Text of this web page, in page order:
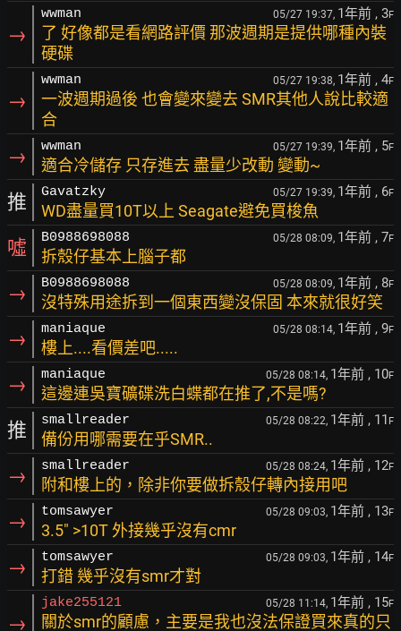
→
wwman 05/27 19:37, 1年前 , 3F
了 好像都是看網路評價 那波週期是提供哪種內裝
硬碟
→
wwman 05/27 19:38, 1年前 , 4F
一波週期過後 也會變來變去 SMR其他人說比較適
合
→ wwman 05/27 19:39, 1年前 , 5F
適合冷儲存 只存進去 盡量少改動 變動~
推 Gavatzky 05/27 19:39, 1年前 , 6F
WD盡量買10T以上 Seagate避免買梭魚
噓 B0988698088 05/28 08:09, 1年前 , 7F
拆殼仔基本上腦子都
→ B0988698088 05/28 08:09, 1年前 , 8F
沒特殊用途拆到一個東西變沒保固 本來就很好笑
→ maniaque 05/28 08:14, 1年前 , 9F
樓上....看價差吧.....
→ maniaque 05/28 08:14, 1年前 , 10F
這邊連吳寶礦碟洗白蝶都在推了,不是嗎?
推 smallreader 05/28 08:22, 1年前 , 11 F
備份用哪需要在乎SMR..
→ smallreader 05/28 08:24, 1年前 , 12F
附和樓上的，除非你要做拆殼仔轉內接用吧
→ tomsawyer 05/28 09:03, 1年前 , 13F
3.5" >10T 外接幾乎沒有cmr
→ tomsawyer 05/28 09:03, 1年前 , 14F
打錯 幾乎沒有smr才對
→
jake255121 05/28 11:14, 1年前 , 15F
關於smr的顧慮，主要是我也沒法保證買來真的只